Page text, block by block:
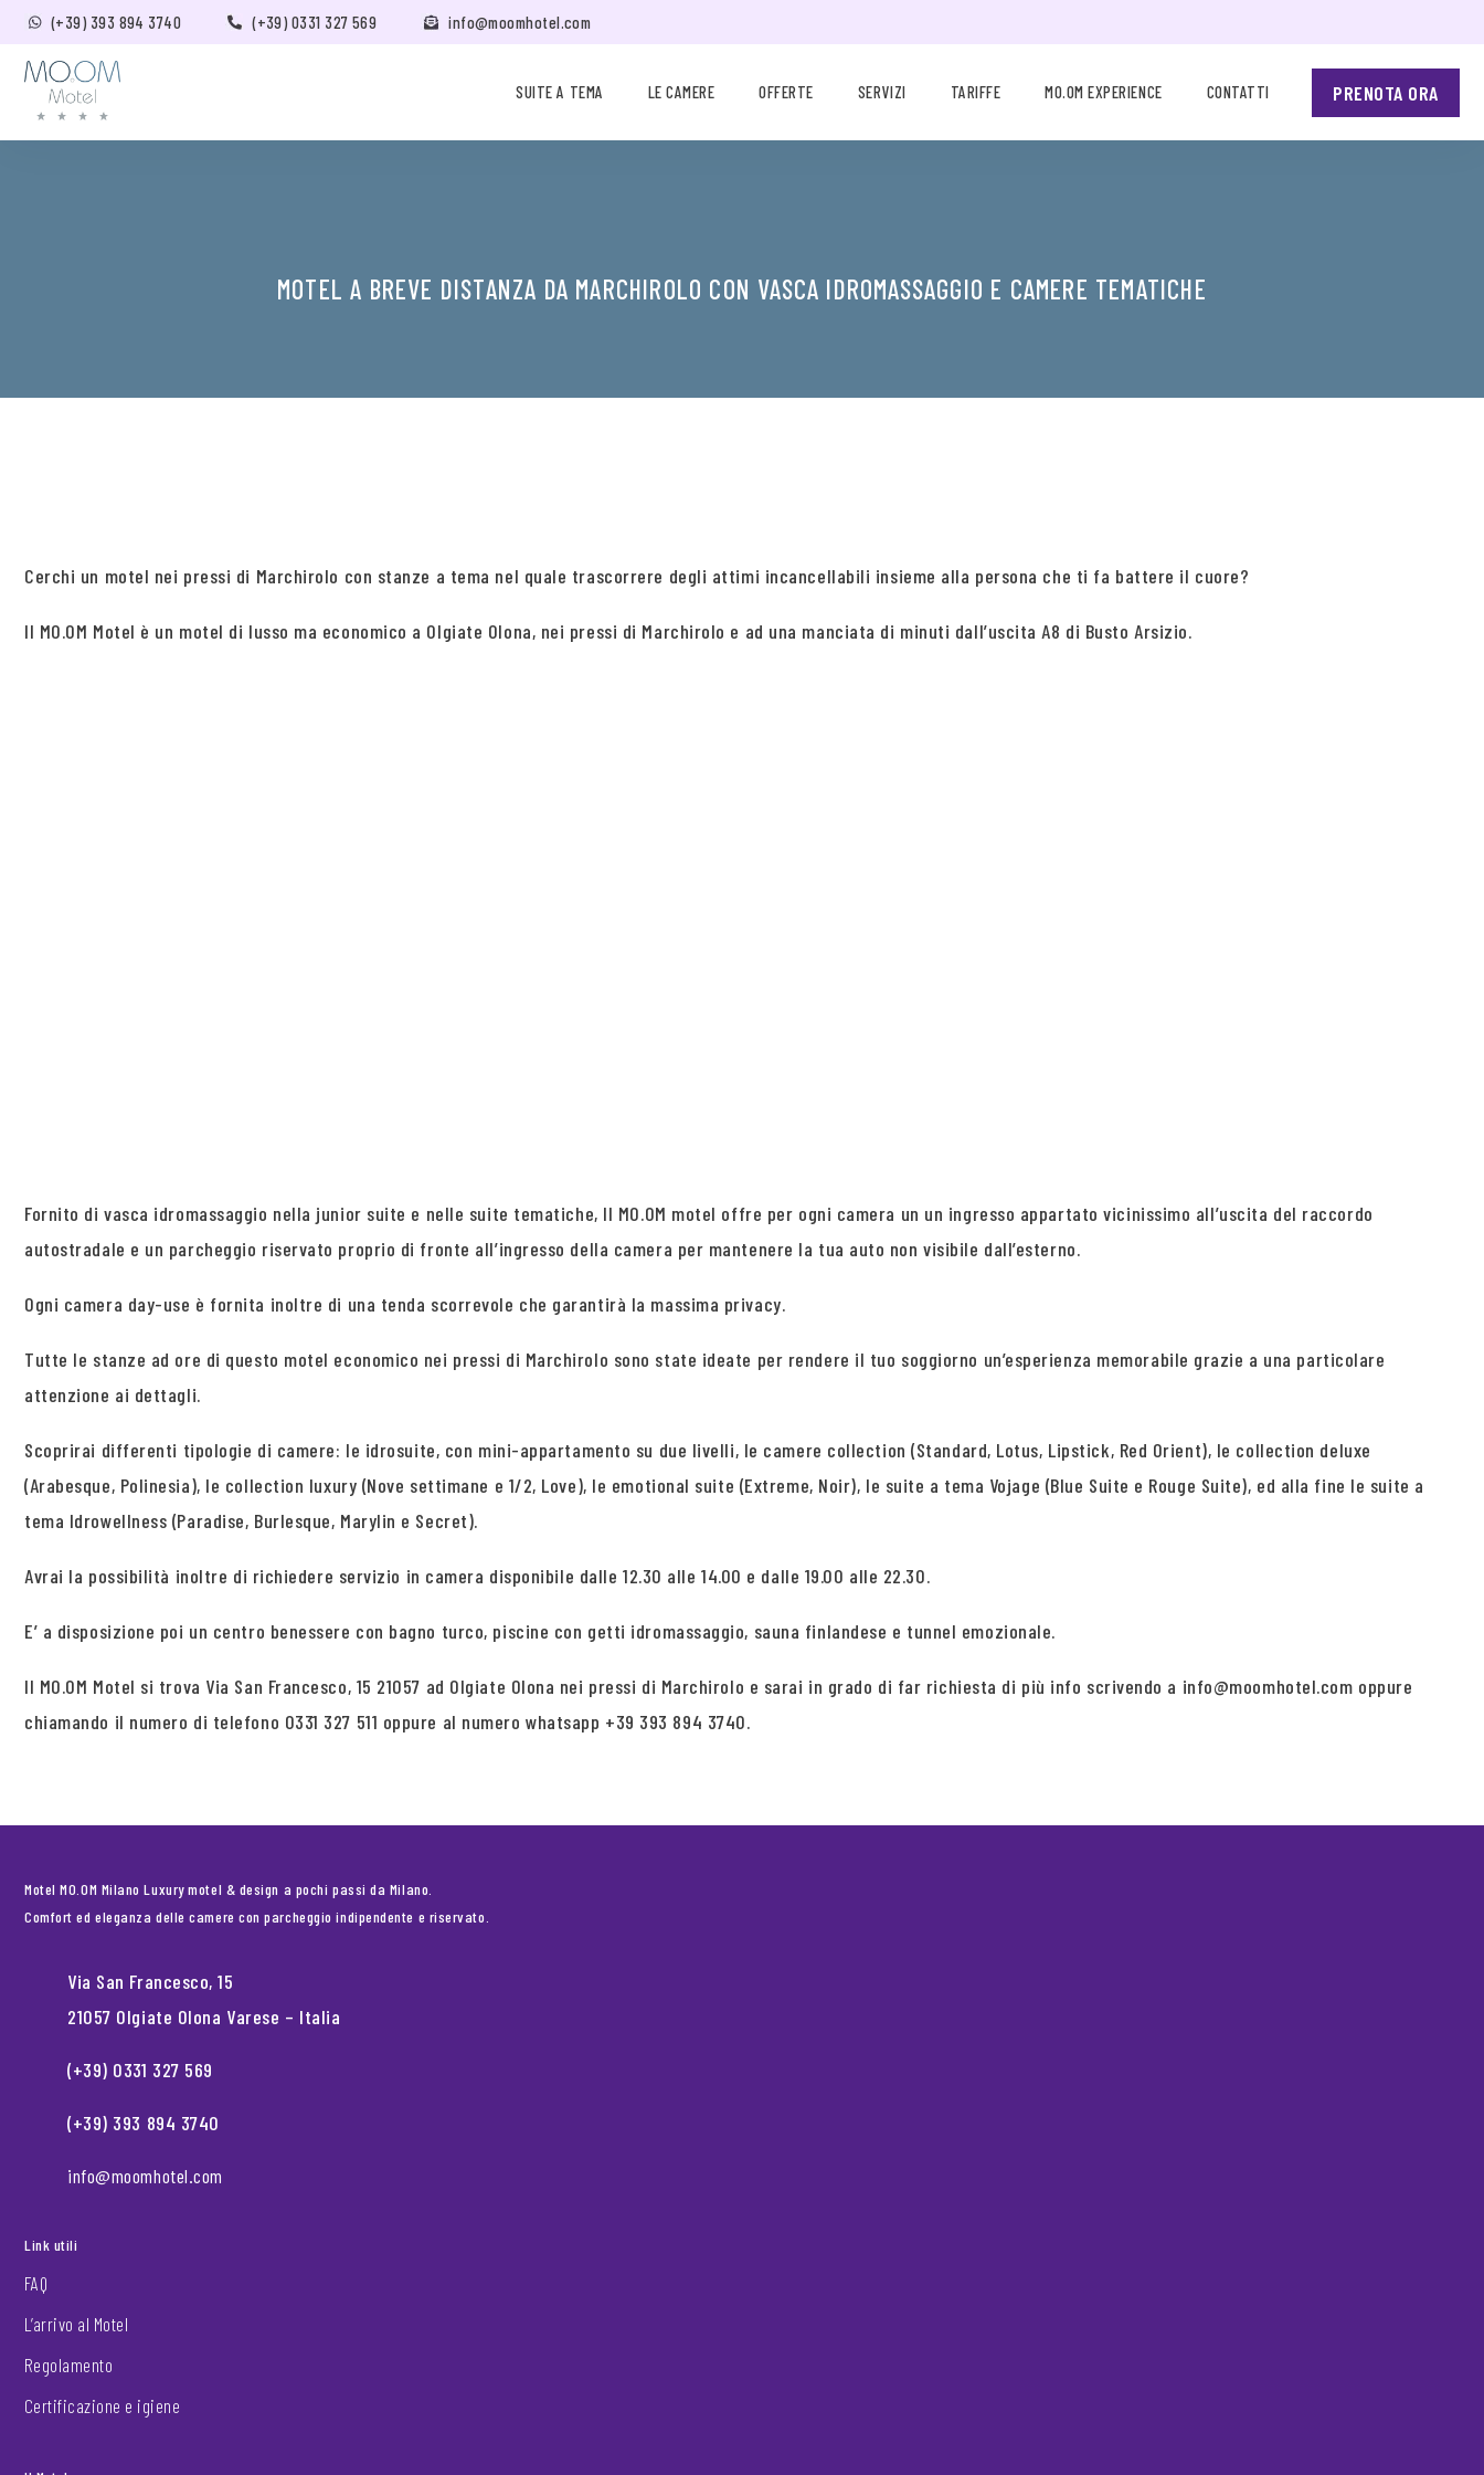
(+39) 393 894 3740 (+39) 0331 327 569 info@moomhotel.com
SUITE A TEMA LE CAMERE OFFERTE SERVIZI TARIFFE MO.OM EXPERIENCE CONTATTI PRENOTA ORA
MOTEL A BREVE DISTANZA DA MARCHIROLO CON VASCA IDROMASSAGGIO E CAMERE TEMATICHE
Cerchi un motel nei pressi di Marchirolo con stanze a tema nel quale trascorrere degli attimi incancellabili insieme alla persona che ti fa battere il cuore?
Il MO.OM Motel è un motel di lusso ma economico a Olgiate Olona, nei pressi di Marchirolo e ad una manciata di minuti dall’uscita A8 di Busto Arsizio.
Fornito di vasca idromassaggio nella junior suite e nelle suite tematiche, Il MO.OM motel offre per ogni camera un un ingresso appartato vicinissimo all’uscita del raccordo
autostradale e un parcheggio riservato proprio di fronte all’ingresso della camera per mantenere la tua auto non visibile dall’esterno.
Ogni camera day-use è fornita inoltre di una tenda scorrevole che garantirà la massima privacy.
Tutte le stanze ad ore di questo motel economico nei pressi di Marchirolo sono state ideate per rendere il tuo soggiorno un’esperienza memorabile grazie a una particolare
attenzione ai dettagli.
Scoprirai differenti tipologie di camere: le idrosuite, con mini-appartamento su due livelli, le camere collection (Standard, Lotus, Lipstick, Red Orient), le collection deluxe
(Arabesque, Polinesia), le collection luxury (Nove settimane e 1/2, Love), le emotional suite (Extreme, Noir), le suite a tema Vojage (Blue Suite e Rouge Suite), ed alla fine le suite a
tema Idrowellness (Paradise, Burlesque, Marylin e Secret).
Avrai la possibilità inoltre di richiedere servizio in camera disponibile dalle 12.30 alle 14.00 e dalle 19.00 alle 22.30.
E’ a disposizione poi un centro benessere con bagno turco, piscine con getti idromassaggio, sauna finlandese e tunnel emozionale.
Il MO.OM Motel si trova Via San Francesco, 15 21057 ad Olgiate Olona nei pressi di Marchirolo e sarai in grado di far richiesta di più info scrivendo a info@moomhotel.com oppure
chiamando il numero di telefono 0331 327 511 oppure al numero whatsapp +39 393 894 3740.
Motel MO.OM Milano Luxury motel & design a pochi passi da Milano.
Comfort ed eleganza delle camere con parcheggio indipendente e riservato.
Via San Francesco, 15
21057 Olgiate Olona Varese – Italia
(+39) 0331 327 569
(+39) 393 894 3740
info@moomhotel.com
Link utili
FAQ
L’arrivo al Motel
Regolamento
Certificazione e igiene